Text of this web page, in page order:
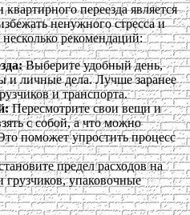
переезда является
ненужного стресса и
рекомендаций:
Выберите удобный день,
и личные дела. Лучше заранее
и транспорта.
Пересмотрите свои вещи и
с собой, а что можно
поможет упростить процесс
предел расходов на
грузчиков, упаковочные